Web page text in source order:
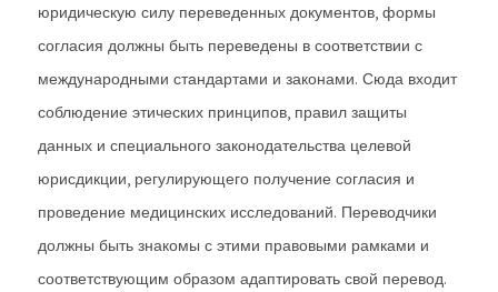
юридическую силу переведенных документов, формы
согласия должны быть переведены в соответствии с
международными стандартами и законами. Сюда входит
соблюдение этических принципов, правил защиты
данных и специального законодательства целевой
юрисдикции, регулирующего получение согласия и
проведение медицинских исследований. Переводчики
должны быть знакомы с этими правовыми рамками и
соответствующим образом адаптировать свой перевод.